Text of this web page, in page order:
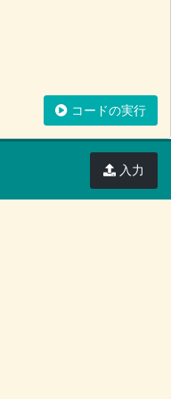
コードの実行
入力